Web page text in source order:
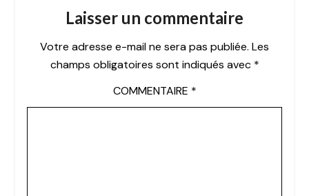
Laisser un commentaire
Votre adresse e-mail ne sera pas publiée. Les
champs obligatoires sont indiqués avec *
COMMENTAIRE *